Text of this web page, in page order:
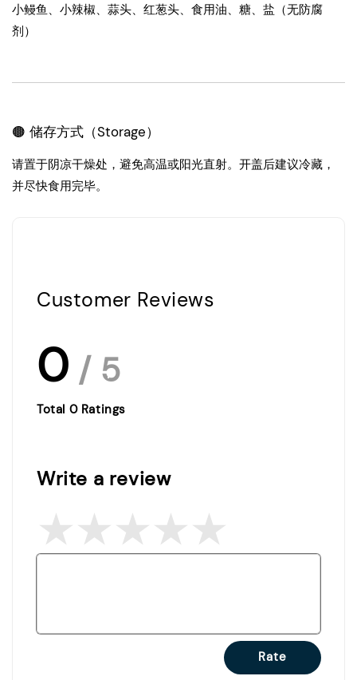
小鳗鱼、小辣椒、蒜头、红葱头、食用油、糖、盐（无防腐
剂）
🟤 储存方式（Storage）
请置于阴凉干燥处，避免高温或阳光直射。开盖后建议冷藏，
并尽快食用完毕。
Customer Reviews
0 / 5
Total 0Ratings
Write a review
Rate